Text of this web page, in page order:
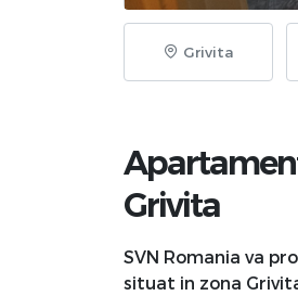
Grivita
Grivita
SVN Romania va
situat in zona